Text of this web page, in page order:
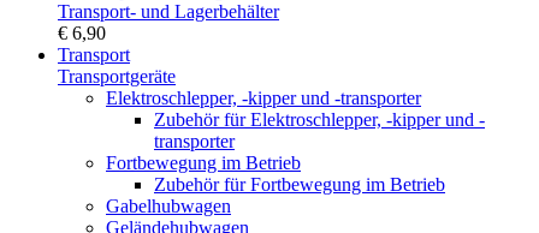
Transport- und Lagerbehälter
€ 6,90
Transport
Transportgeräte
Elektroschlepper, -kipper und -transporter
Zubehör für Elektroschlepper, -kipper und -
transporter
Fortbewegung im Betrieb
Zubehör für Fortbewegung im Betrieb
Gabelhubwagen
Geländehubwagen